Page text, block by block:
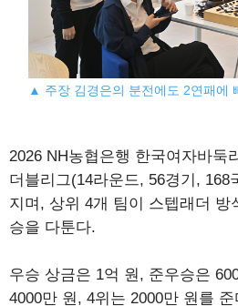
▲ 주장 김경은의 분전에도 2연패에
2026 NH농협은행 한국여자바둑
더블리그(14라운드, 56경기, 168
지며, 상위 4개 팀이 스텝래더 방
승을 다툰다.
우승 상금은 1억 원, 준우승은
4000만 원, 4위는 2000만 원를